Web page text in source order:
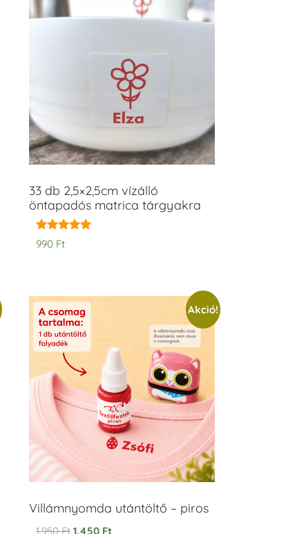
33 db 2,5×2,5cm vízálló
öntapadós matrica tárgyakra
Értékelés:
5.00
990 Ft
Akció!
Villámnyomda utántöltő – piros
1.950Ft 1.450 Ft